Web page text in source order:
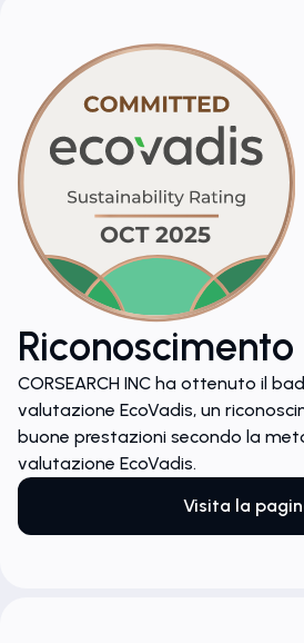
CORSEARCH INC ha ottenuto il
valutazione EcoVadis, un
buone prestazioni secondo la
valutazione EcoVadis.
Visita la